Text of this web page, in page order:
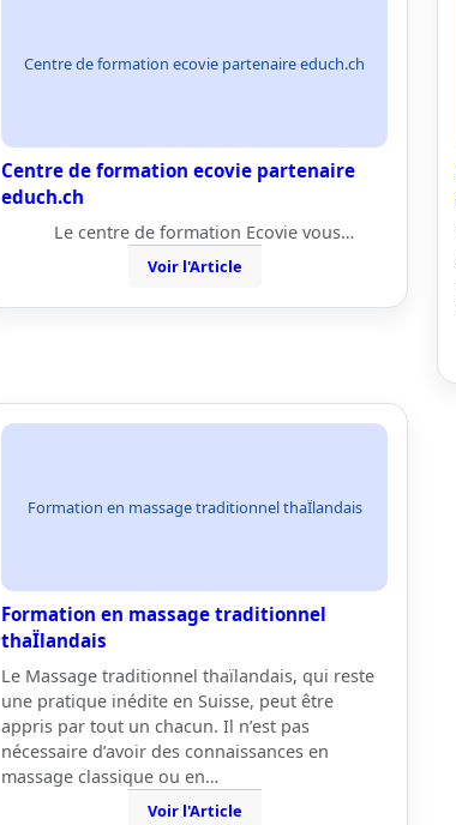
Centre de formation ecovie partenaire educh.ch
Centre de formation ecovie partenaire
educh.ch
Le centre de formation Ecovie vous…
Voir l'Article
Formation en massage traditionnel thaÏlandais
Formation en massage traditionnel
thaÏlandais
Le Massage traditionnel thaïlandais, qui reste
une pratique inédite en Suisse, peut être
appris par tout un chacun. Il n’est pas
nécessaire d’avoir des connaissances en
massage classique ou en…
Voir l'Article